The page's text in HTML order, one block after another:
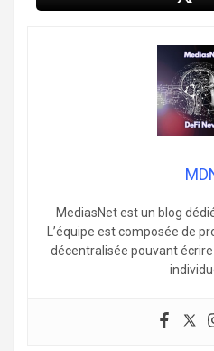
MediasNet est un blog
L’équipe est composée de
décentralisée pouvant